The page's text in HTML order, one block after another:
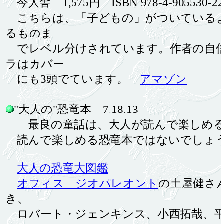
今人舎 1,575円 ISBN 978-4-905530-
こちらは、「子どもの」がついている
るものま
でレベル分けされています。作者の自
ラはカバー
にも3頭でています。アマゾン
"大人の"恐竜本 7.18.13
最良の童話は、大人が読んで楽しめ
読んで楽しめる恐竜本ではないでしょ
大人の恐竜大図鑑
オフィス ジオパレオントの土屋健さ
き、
ロバート・ジェンキンス、小西拓哉、